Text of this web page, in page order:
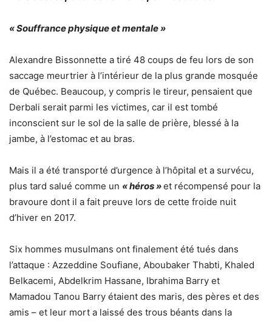
« Souffrance physique et mentale »
Alexandre Bissonnette a tiré 48 coups de feu lors de son
saccage meurtrier à l’intérieur de la plus grande mosquée
de Québec. Beaucoup, y compris le tireur, pensaient que
Derbali serait parmi les victimes, car il est tombé
inconscient sur le sol de la salle de prière, blessé à la
jambe, à l’estomac et au bras.
Mais il a été transporté d’urgence à l’hôpital et a survécu,
plus tard salué comme un « héros »et récompensé pour la
bravoure dont il a fait preuve lors de cette froide nuit
d’hiver en 2017.
Six hommes musulmans ont finalement été tués dans
l’attaque : Azzeddine Soufiane, Aboubaker Thabti, Khaled
Belkacemi, Abdelkrim Hassane, Ibrahima Barry et
Mamadou Tanou Barry étaient des maris, des pères et des
amis – et leur mort a laissé des trous béants dans la